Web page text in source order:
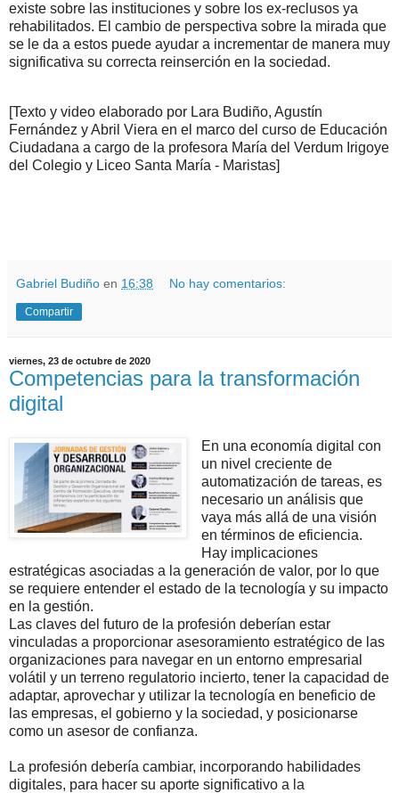
existe sobre las instituciones y sobre los ex-reclusos ya
rehabilitados. El cambio de perspectiva sobre la mirada que
se le da a estos puede ayudar a incrementar de manera muy
significativa su correcta reinserción en la sociedad.
[Texto y video elaborado por Lara Budiño, Agustín
Fernández y Abril Viera en el marco del curso de Educación
Ciudadana a cargo de la profesora María del Verdum Irigoye
del Colegio y Liceo Santa María - Maristas]
Gabriel Budiño en 16:38 No hay comentarios:
Compartir
viernes, 23 de octubre de 2020
Competencias para la transformación
digital
En una economía digital con
un nivel creciente de
automatización de tareas, es
necesario un análisis que
vaya más allá de una visión
en términos de eficiencia.
Hay implicaciones
estratégicas asociadas a la generación de valor, por lo que
se requiere entender el estado de la tecnología y su impacto
en la gestión.
Las claves del futuro de la profesión deberían estar
vinculadas a proporcionar asesoramiento estratégico de las
organizaciones para navegar en un entorno empresarial
volátil y un terreno regulatorio incierto, tener la capacidad de
adaptar, aprovechar y utilizar la tecnología en beneficio de
las empresas, el gobierno y la sociedad, y posicionarse
como un asesor de confianza.
La profesión debería cambiar, incorporando habilidades
digitales, para hacer su aporte significativo a la